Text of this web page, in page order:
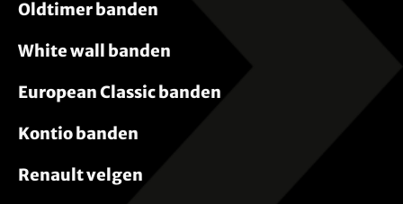
Oldtimer banden
White wall banden
European Classic banden
Kontio banden
Renault velgen